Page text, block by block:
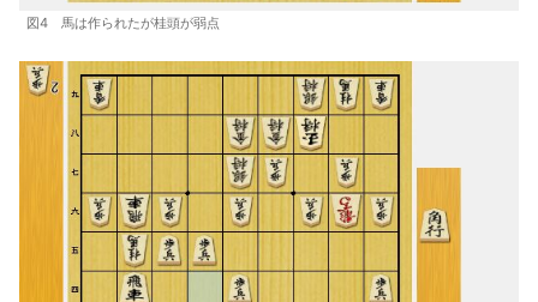
図4 馬は作られたが桂頭が弱点